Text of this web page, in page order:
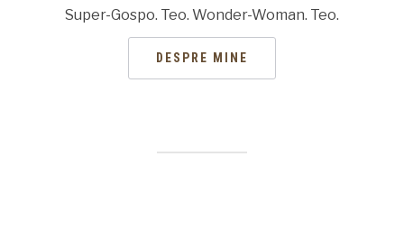
Super-Gospo. Teo. Wonder-Woman. Teo.
DESPRE MINE